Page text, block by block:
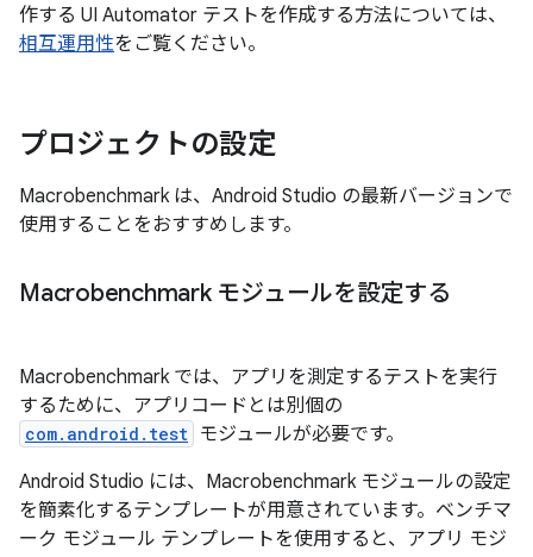
作する UI Automator テストを作成する方法については、
相互運用性をご覧ください。
プロジェクトの設定
Macrobenchmark は、Android Studio の最新バージョンで
使用することをおすすめします。
Macrobenchmark モジュールを設定する
Macrobenchmark では、アプリを測定するテストを実行
するために、アプリコードとは別個の
com.android.test モジュールが必要です。
Android Studio には、Macrobenchmark モジュールの設定
を簡素化するテンプレートが用意されています。ベンチマ
ーク モジュール テンプレートを使用すると、アプリ モジ